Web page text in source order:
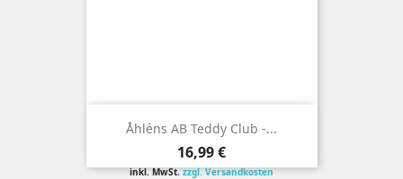
Åhléns AB Teddy Club -...
Preis
16,99 €
inkl. MwSt.zzgl. Versandkosten